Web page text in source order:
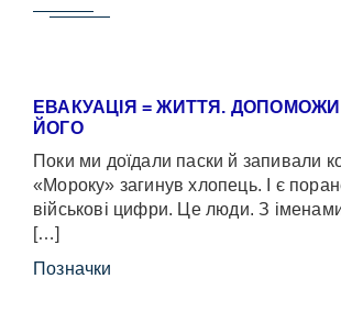
ЕВАКУАЦІЯ = ЖИТТЯ.
ЙОГО
Поки ми доїдали паски й запивали
«Мороку» загинув хлопець. І є
військові цифри. Це люди. З
[…]
Позначки